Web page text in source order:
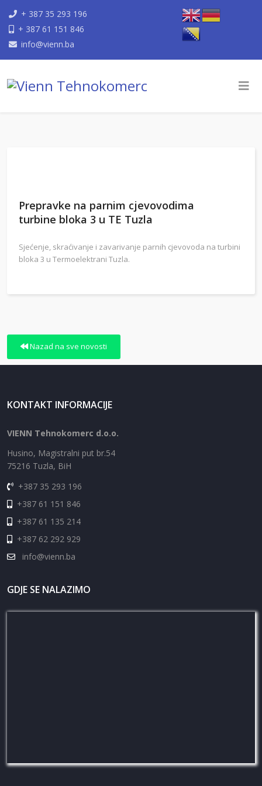
+ 387 35 293 196
+ 387 61 151 846
info@vienn.ba
Prepravke na parnim cjevovodima
turbine bloka 3 u TE Tuzla
Sjećenje, skraćivanje i zavarivanje parnih cjevovoda na turbini
bloka 3 u Termoelektrani Tuzla.
Nazad na sve novosti
KONTAKT INFORMACIJE
VIENN Tehnokomerc d.o.o.
Husino, Magistralni put br.54
75216 Tuzla, BiH
+387 35 293 196
+387 61 151 846
+387 61 135 214
+387 62 292 929
info@vienn.ba
GDJE SE NALAZIMO